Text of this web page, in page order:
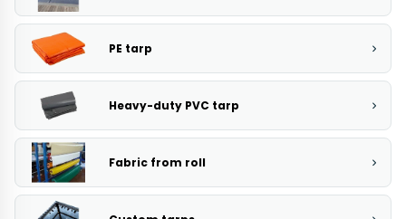
PE tarp
Heavy-duty PVC tarp
Fabric from roll